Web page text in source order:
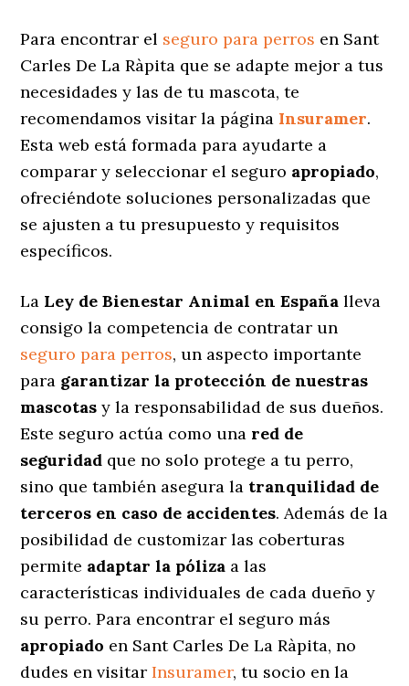
Para encontrar el seguro para perros en Sant
Carles De La Ràpita que se adapte mejor a tus
necesidades y las de tu mascota, te
recomendamos visitar la página Insuramer.
Esta web está formada para ayudarte a
comparar y seleccionar el seguro apropiado,
ofreciéndote soluciones personalizadas que
se ajusten a tu presupuesto y requisitos
específicos.
La Ley de Bienestar Animal en España lleva
consigo la competencia de contratar un
seguro para perros, un aspecto importante
para garantizar la protección de nuestras
mascotas y la responsabilidad de sus dueños.
Este seguro actúa como una red de
seguridad que no solo protege a tu perro,
sino que también asegura la tranquilidad de
terceros en caso de accidentes. Además de la
posibilidad de customizar las coberturas
permite adaptar la póliza a las
características individuales de cada dueño y
su perro. Para encontrar el seguro más
apropiado en Sant Carles De La Ràpita, no
dudes en visitarInsuramer, tu socio en la